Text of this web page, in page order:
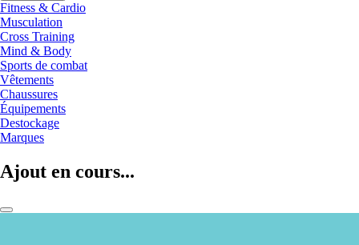
Fitness & Cardio
Musculation
Cross Training
Mind & Body
Sports de combat
Vêtements
Chaussures
Équipements
Destockage
Marques
Ajout en cours...